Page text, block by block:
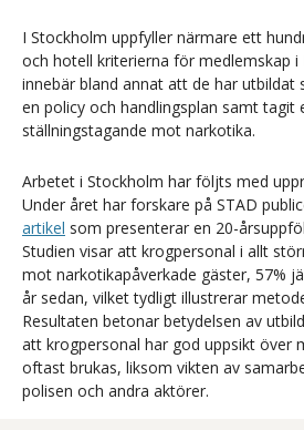
I Stockholm uppfyller närmare ett
och hotell kriterierna för medlemskap
innebär bland annat att de har utbildat
en policy och handlingsplan samt
ställningstagande mot narkotika.
Arbetet i Stockholm har följts med
Under året har forskare på STAD
artikel som presenterar en 20-
Studien visar att krogpersonal i allt
mot narkotikapåverkade gäster, 57%
år sedan, vilket tydligt illustrerar
Resultaten betonar betydelsen av
att krogpersonal har god uppsikt över
oftast brukas, liksom vikten av
polisen och andra aktörer.